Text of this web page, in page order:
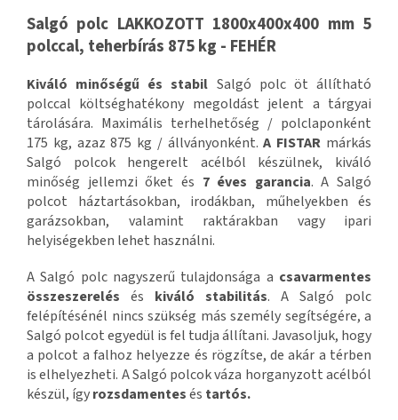
Salgó polc LAKKOZOTT 1800x400x400 mm 5
polccal, teherbírás 875 kg - FEHÉR
Kiváló minőségű és stabil Salgó polc öt állítható
polccal költséghatékony megoldást jelent a tárgyai
tárolására. Maximális terhelhetőség / polclaponként
175 kg, azaz 875 kg / állványonként.A FISTAR márkás
Salgó polcok hengerelt acélból készülnek, kiváló
minőség jellemzi őket és 7 éves garancia. A Salgó
polcot háztartásokban, irodákban, műhelyekben és
garázsokban, valamint raktárakban vagy ipari
helyiségekben lehet használni.
A Salgó polc nagyszerű tulajdonsága a csavarmentes
összeszerelés és kiváló stabilitás. A Salgó polc
felépítésénél nincs szükség más személy segítségére, a
Salgó polcot egyedül is fel tudja állítani. Javasoljuk, hogy
a polcot a falhoz helyezze és rögzítse, de akár a térben
is elhelyezheti. A Salgó polcok váza horganyzott acélból
készül, ígyrozsdamentesés tartós.